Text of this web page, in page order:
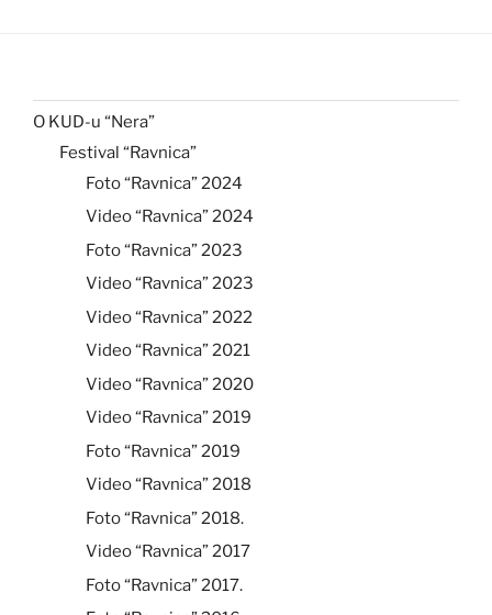
O KUD-u “Nera”
Festival “Ravnica”
Foto “Ravnica” 2024
Video “Ravnica” 2024
Foto “Ravnica” 2023
Video “Ravnica” 2023
Video “Ravnica” 2022
Video “Ravnica” 2021
Video “Ravnica” 2020
Video “Ravnica” 2019
Foto “Ravnica” 2019
Video “Ravnica” 2018
Foto “Ravnica” 2018.
Video “Ravnica” 2017
Foto “Ravnica” 2017.